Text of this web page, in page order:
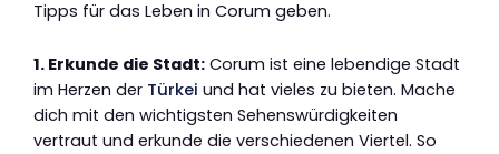
Tipps für das Leben in Corum geben.
1. Erkunde die Stadt: Corum ist eine lebendige Stadt
im Herzen der Türkei und hat vieles zu bieten. Mache
dich mit den wichtigsten Sehenswürdigkeiten
vertraut und erkunde die verschiedenen Viertel. So